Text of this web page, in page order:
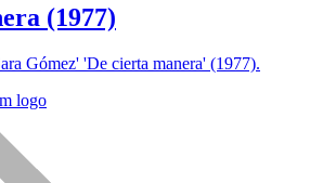
(1977)
Gómez' 'De cierta manera' (1977).